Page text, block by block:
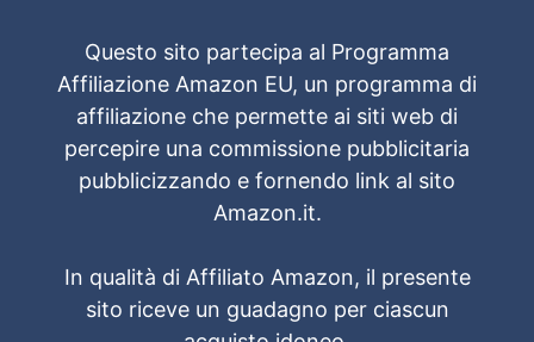
Questo sito partecipa al Programma
Affiliazione Amazon EU, un programma di
affiliazione che permette ai siti web di
percepire una commissione pubblicitaria
pubblicizzando e fornendo link al sito
Amazon.it.
In qualità di Affiliato Amazon, il presente
sito riceve un guadagno per ciascun